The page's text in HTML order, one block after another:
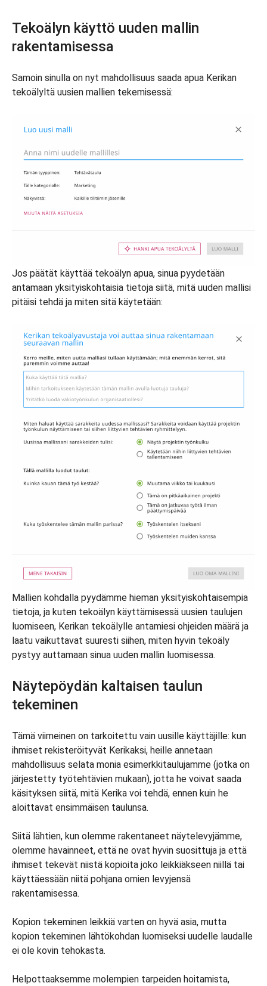
Tekoälyn käyttö uuden mallin
rakentamisessa
Samoin sinulla on nyt mahdollisuus saada apua Kerikan
tekoälyltä uusien mallien tekemisessä:
Jos päätät käyttää tekoälyn apua, sinua pyydetään
antamaan yksityiskohtaisia tietoja siitä, mitä uuden mallisi
pitäisi tehdä ja miten sitä käytetään:
Mallien kohdalla pyydämme hieman yksityiskohtaisempia
tietoja, ja kuten tekoälyn käyttämisessä uusien taulujen
luomiseen, Kerikan tekoälylle antamiesi ohjeiden määrä ja
laatu vaikuttavat suuresti siihen, miten hyvin tekoäly
pystyy auttamaan sinua uuden mallin luomisessa.
Näytepöydän kaltaisen taulun
tekeminen
Tämä viimeinen on tarkoitettu vain uusille käyttäjille: kun
ihmiset rekisteröityvät Kerikaksi, heille annetaan
mahdollisuus selata monia esimerkkitaulujamme (jotka on
järjestetty työtehtävien mukaan), jotta he voivat saada
käsityksen siitä, mitä Kerika voi tehdä, ennen kuin he
aloittavat ensimmäisen taulunsa.
Siitä lähtien, kun olemme rakentaneet näytelevyjämme,
olemme havainneet, että ne ovat hyvin suosittuja ja että
ihmiset tekevät niistä kopioita joko leikkiäkseen niillä tai
käyttäessään niitä pohjana omien levyjensä
rakentamisessa.
Kopion tekeminen leikkiä varten on hyvä asia, mutta
kopion tekeminen lähtökohdan luomiseksi uudelle laudalle
ei ole kovin tehokasta.
Helpottaaksemme molempien tarpeiden hoitamista,